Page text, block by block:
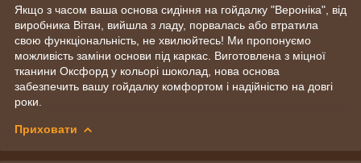
Якщо з часом ваша основа сидіння на гойдалку "Вероніка", від
виробника Вітан, вийшла з ладу, порвалась або втратила
свою функціональність, не хвилюйтесь! Ми пропонуємо
можливість заміни основи під каркас. Виготовлена з міцної
тканини Оксфорд у кольорі шоколад, нова основа
забезпечить вашу гойдалку комфортом і надійністю на довгі
роки.
Приховати